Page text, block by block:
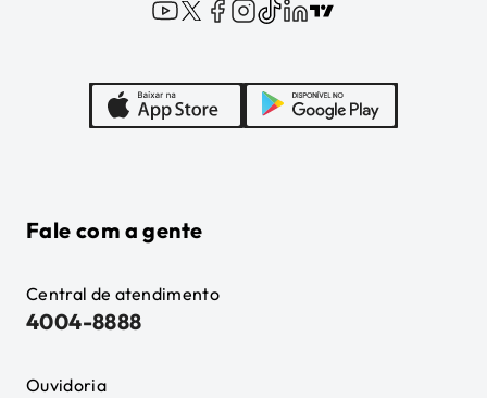
Fale com a gente
Central de atendimento
4004-8888
Ouvidoria